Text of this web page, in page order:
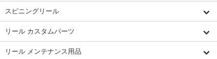
スピニングリール
リール カスタムパーツ
リール メンテナンス用品